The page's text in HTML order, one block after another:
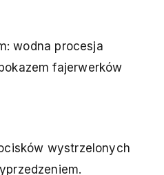
wodna procesja
fajerwerków
wystrzelonych